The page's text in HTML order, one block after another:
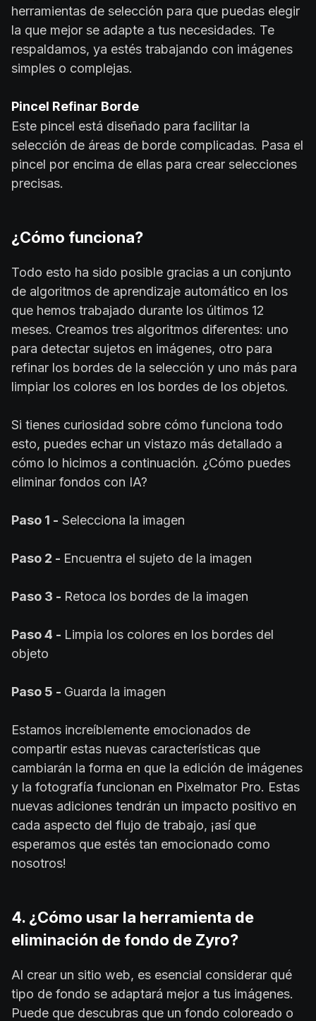
herramientas de selección para que puedas elegir
la que mejor se adapte a tus necesidades. Te
respaldamos, ya estés trabajando con imágenes
simples o complejas.
Pincel Refinar Borde
Este pincel está diseñado para facilitar la
selección de áreas de borde complicadas. Pasa el
pincel por encima de ellas para crear selecciones
precisas.
¿Cómo funciona?
Todo esto ha sido posible gracias a un conjunto
de algoritmos de aprendizaje automático en los
que hemos trabajado durante los últimos 12
meses. Creamos tres algoritmos diferentes: uno
para detectar sujetos en imágenes, otro para
refinar los bordes de la selección y uno más para
limpiar los colores en los bordes de los objetos.
Si tienes curiosidad sobre cómo funciona todo
esto, puedes echar un vistazo más detallado a
cómo lo hicimos a continuación. ¿Cómo puedes
eliminar fondos con IA?
Paso 1 - Selecciona la imagen
Paso 2 - Encuentra el sujeto de la imagen
Paso 3 - Retoca los bordes de la imagen
Paso 4 - Limpia los colores en los bordes del
objeto
Paso 5 - Guarda la imagen
Estamos increíblemente emocionados de
compartir estas nuevas características que
cambiarán la forma en que la edición de imágenes
y la fotografía funcionan en Pixelmator Pro. Estas
nuevas adiciones tendrán un impacto positivo en
cada aspecto del flujo de trabajo, ¡así que
esperamos que estés tan emocionado como
nosotros!
4. ¿Cómo usar la herramienta de
eliminación de fondo de Zyro?
Al crear un sitio web, es esencial considerar qué
tipo de fondo se adaptará mejor a tus imágenes.
Puede que descubras que un fondo coloreado o